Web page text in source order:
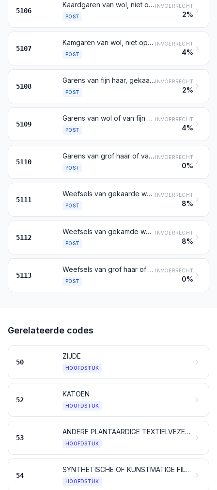
5106
Kaardgaren van wol, niet opgemaakt voor de verkoop in het klein
POST
INVOERRECHT
2%
5107
Kamgaren van wol, niet opgemaakt voor de verkoop in het klein
POST
INVOERRECHT
4%
5108
Garens van fijn haar, gekaard of gekamd, niet opgemaakt voor de verkoop in het klein
POST
INVOERRECHT
2%
5109
Garens van wol of van fijn haar, opgemaakt voor de verkoop in het klein
POST
INVOERRECHT
4%
5110
Garens van grof haar of van paardenhaar (crin) (omwoeld paardenhaar daaronder begrepen), ook indien opgemaakt voor de verkoop in het klein
POST
INVOERRECHT
0%
5111
Weefsels van gekaarde wol of van gekaard fijn haar
POST
INVOERRECHT
8%
5112
Weefsels van gekamde wol of van gekamd fijn haar
POST
INVOERRECHT
8%
5113
Weefsels van grof haar of van paardenhaar (crin)
POST
INVOERRECHT
0%
Gerelateerde codes
50
ZIJDE
HOOFDSTUK
52
KATOEN
HOOFDSTUK
53
ANDERE PLANTAARDIGE TEXTIELVEZELS; PAPIERGARENS EN WEEFSELS DAARVAN
HOOFDSTUK
54
SYNTHETISCHE OF KUNSTMATIGE FILAMENTEN; strippen en artikelen van dergelijke vorm, van synthetische of van kunstmatige textielstoffen
HOOFDSTUK